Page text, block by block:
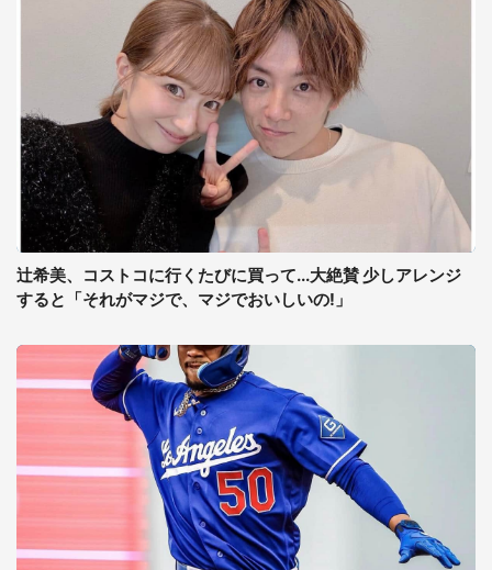
辻希美、コストコに行くたびに買って...大絶賛 少しアレンジ
すると「それがマジで、マジでおいしいの!」